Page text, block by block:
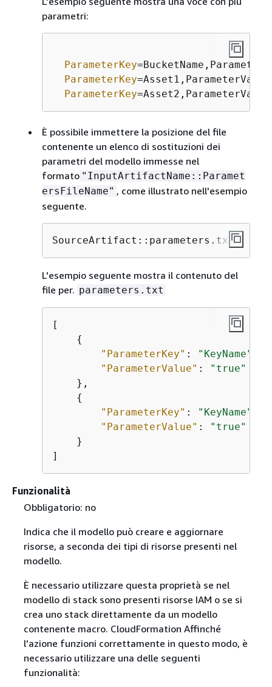
parametri:
ParameterKey
ParameterKey
ParameterKey
È possibile immettere la posizione del file
contenente un elenco di sostituzioni dei
parametri del modello immesse nel
formato "InputArtifactName::Paramet
ersFileName" , come illustrato nell'esempio
seguente.
SourceArtifact::parameters.txt
L'esempio seguente mostra il contenuto del
file per. parameters.txt
[
{
"ParameterKey" : "KeyName"
"ParameterValue" :
"true"
    },
{
"ParameterKey" : "KeyName"
"ParameterValue" :
"true"
    }
]
Funzionalità
Obbligatorio: no
Indica che il modello può creare e aggiornare
risorse, a seconda dei tipi di risorse presenti nel
modello.
È necessario utilizzare questa proprietà se nel
modello di stack sono presenti risorse IAM o se si
crea uno stack direttamente da un modello
contenente macro. CloudFormation Affinché
l'azione funzioni correttamente in questo modo, è
necessario utilizzare una delle seguenti
funzionalità: